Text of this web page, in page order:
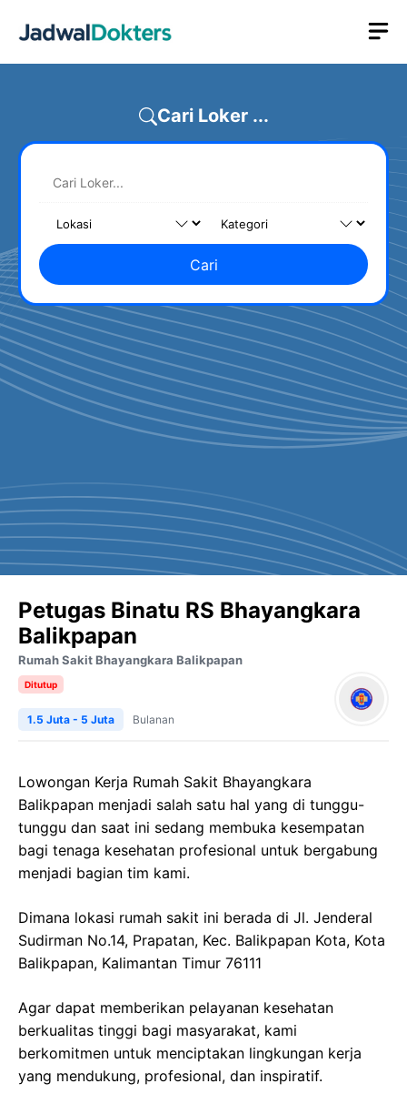
Cari Loker ...
Cari
Petugas Binatu RS Bhayangkara
Balikpapan
Rumah Sakit Bhayangkara Balikpapan
Ditutup
1.5 Juta - 5 Juta Bulanan
Lowongan Kerja Rumah Sakit Bhayangkara
Balikpapan menjadi salah satu hal yang di tunggu-
tunggu dan saat ini sedang membuka kesempatan
bagi tenaga kesehatan profesional untuk bergabung
menjadi bagian tim kami.
Dimana lokasi rumah sakit ini berada di Jl. Jenderal
Sudirman No.14, Prapatan, Kec. Balikpapan Kota, Kota
Balikpapan, Kalimantan Timur 76111
Agar dapat memberikan pelayanan kesehatan
berkualitas tinggi bagi masyarakat, kami
berkomitmen untuk menciptakan lingkungan kerja
yang mendukung, profesional, dan inspiratif.